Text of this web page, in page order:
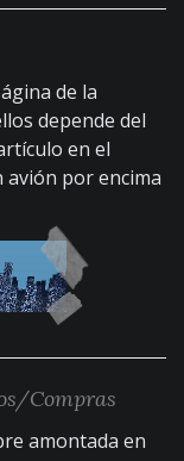
de la
depende del
en el
avión por encima
Compras
amontada en